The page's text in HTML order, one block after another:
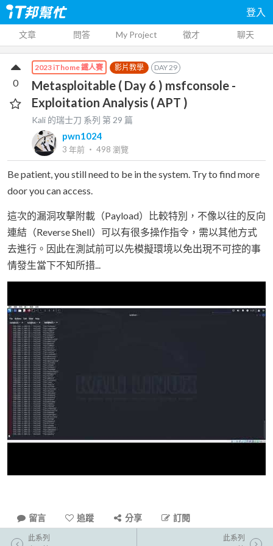
登入
文章 問答 My Project 徵才 聊天
2023 iThome 鐵人賽 影片教學 DAY29
Metasploitable ( Day 6 ) msfconsole -
Exploitation Analysis ( APT )
Kali 的瑞士刀 系列 第29 篇
pwn1024
3 年前 ‧ 498 瀏覽
0
Be patient, you still need to be in the system. Try to find more
door you can access.
這次的漏洞攻擊附載（Payload）比較特別，不像以往的反向
連結（Reverse Shell）可以有很多操作指令，需以其他方式
去進行。因此在測試前可以先模擬環境以免出現不可控的事
情發生當下不知所措...
留言 追蹤 分享 訂閱
此系列
此系列